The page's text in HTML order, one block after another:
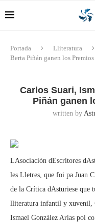
Portada Lliteratura
Berta Piñán ganen los
Carlos Suari,
Piñán ganen
written by
LAsociación dEscritores
les Lletres, que foi pa Juan
de la Crítica dAsturiese que
lliteratura infantil y xuvenil,
Ismael González Arias pol